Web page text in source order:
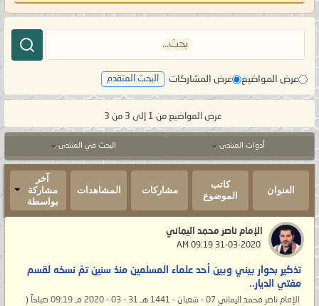
عرض المواضيع عرض المشاركات البحث المتقدم
عرض المواضيع من 1 إلى 3 من 3
أدوات المنتدى البحث في المنتدى
العنوان
كاتب
الموضوع
مشاركات المشاهدات
آخر
مشاركة
بواسطة
الإمام ناصر محمد اليماني
تذكير بحوار بيني وبين أحد علماء المسلمين منذ سنين تمّ نسخه لقسم
مفتي الديار..
الإمام ناصر محمد اليماني 07 - شعبان - 1441 هـ 31 - 03 - 2020 مـ 09:19 صباحاً (